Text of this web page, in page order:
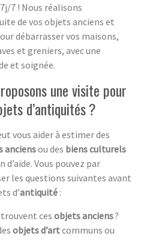
7 ! Nous réalisons
de vos objets anciens et
débarrasser vos maisons,
et greniers, avec une
et soignée.
une visite pour
d’antiquités ?
vous aider à estimer des
anciensou des biens culturels
d’aide. Vous pouvez par
les questions suivantes avant
d’antiquité :
ces objets anciens?
objets d’artcommuns ou